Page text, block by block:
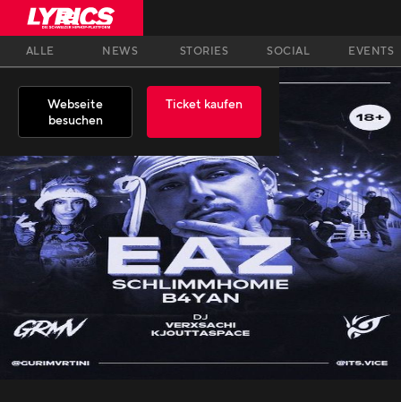
ALLE NEWS STORIES SOCIAL EVENTS
Webseite
besuchen
Ticket kaufen